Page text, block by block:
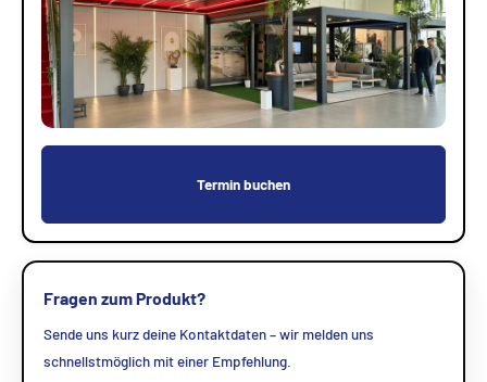
Termin buchen
Fragen zum Produkt?
Sende uns kurz deine Kontaktdaten – wir melden uns
schnellstmöglich mit einer Empfehlung.